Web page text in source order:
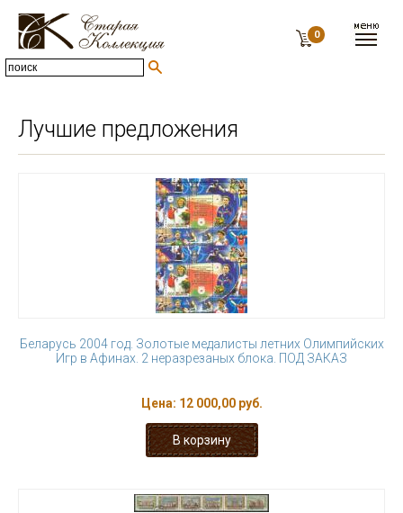
0
Лучшие предложения
Беларусь 2004 год. Золотые медалисты летних Олимпийских
Игр в Афинах. 2 неразрезаных блока. ПОД ЗАКАЗ
Цена: 12 000,00 руб.